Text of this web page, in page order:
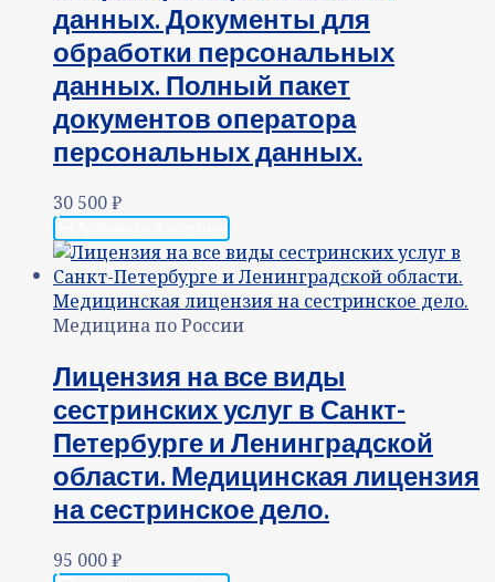
данных. Документы для
обработки персональных
данных. Полный пакет
документов оператора
персональных данных.
30 500₽
Медицина по России
Лицензия на все виды
сестринских услуг в Санкт-
Петербурге и Ленинградской
области. Медицинская лицензия
на сестринское дело.
95 000₽